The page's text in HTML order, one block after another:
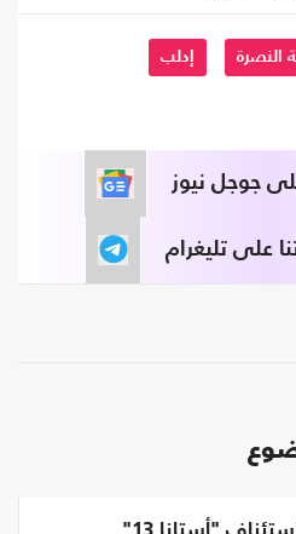
النصرة إدلب
على جوجل نيوز
على تليغرام